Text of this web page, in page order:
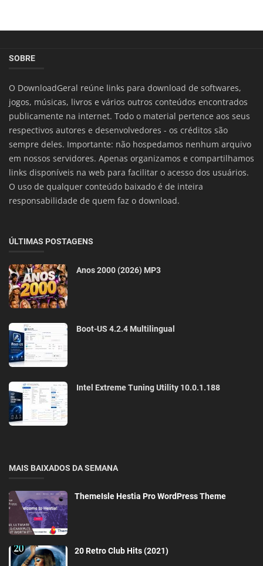
SOBRE
O DownloadGeral reúne links para download de softwares,
jogos, músicas, livros e vários outros conteúdos encontrados
publicamente na internet. Todo o material pertence aos seus
respectivos autores e desenvolvedores - os créditos são
sempre deles. Importante: não hospedamos nenhum arquivo
em nossos servidores. Apenas organizamos e compartilhamos
links disponíveis na web para facilitar o acesso dos usuários.
O uso de qualquer conteúdo baixado é de inteira
responsabilidade de quem faz o download.
ÚLTIMAS POSTAGENS
Anos 2000 (2026) MP3
Boot-US 4.2.4 Multilingual
Intel Extreme Tuning Utility 10.0.1.188
MAIS BAIXADOS DA SEMANA
ThemeIsle Hestia Pro WordPress Theme
20 Retro Club Hits (2021)